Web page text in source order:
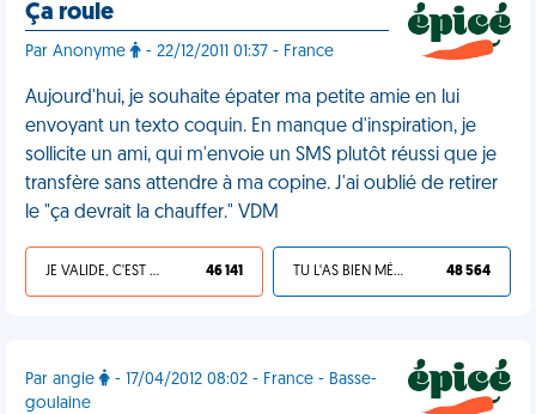
Ça roule
Par Anonyme - 22/12/2011 01:37 - France
Aujourd'hui, je souhaite épater ma petite amie en lui
envoyant un texto coquin. En manque d'inspiration, je
sollicite un ami, qui m'envoie un SMS plutôt réussi que je
transfère sans attendre à ma copine. J'ai oublié de retirer
le "ça devrait la chauffer." VDM
JE VALIDE, C'EST UNE VDM 46 141 TU L'AS BIEN MÉRITÉ 48 564
Par angie
- 17/04/2012 08:02 - France - Basse-
goulaine